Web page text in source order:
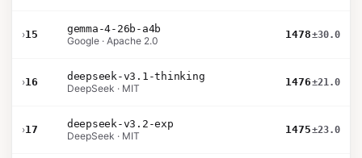
›15
gemma-4-26b-a4b
Google · Apache 2.0
1478±30.0
›16
deepseek-v3.1-thinking
DeepSeek · MIT
1476±21.0
›17
deepseek-v3.2-exp
DeepSeek · MIT
1475±23.0